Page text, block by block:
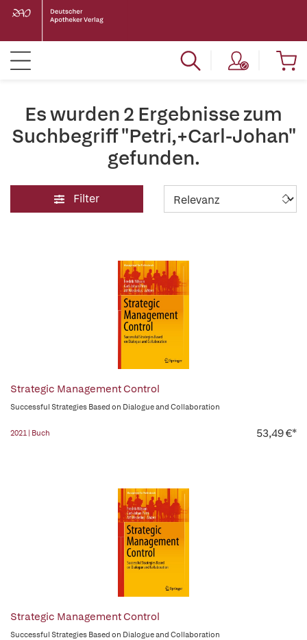
Es wurden 2 Ergebnisse zum
Suchbegriff "Petri,+Carl-Johan"
gefunden.
Filter
Strategic Management Control
Successful Strategies Based on Dialogue and Collaboration
2021 | Buch 53,49 €*
Strategic Management Control
Successful Strategies Based on Dialogue and Collaboration